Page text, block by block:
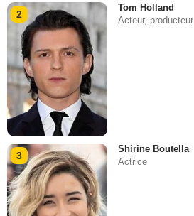
2
Tom Holland
Acteur, producteur
3
Shirine Boutella
Actrice